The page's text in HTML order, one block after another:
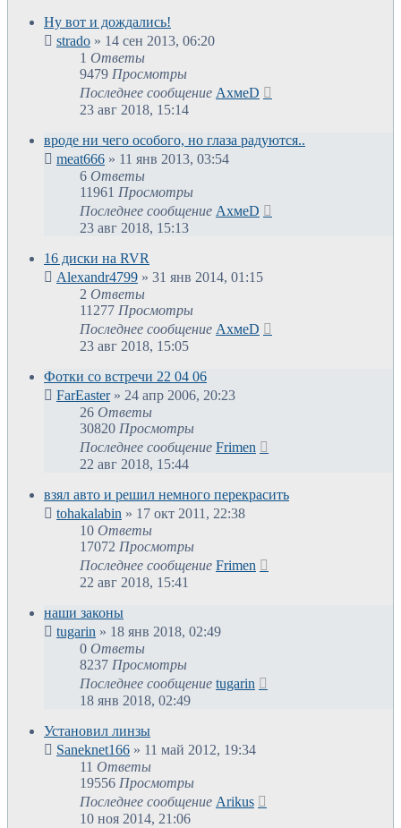
Ну вот и дождались!
strado » 14 сен 2013, 06:20
1 Ответы
9479 Просмотры
Последнее сообщение АхмеD
23 авг 2018, 15:14
вроде ни чего особого, но глаза радуются..
meat666 » 11 янв 2013, 03:54
6 Ответы
11961 Просмотры
Последнее сообщение АхмеD
23 авг 2018, 15:13
16 диски на RVR
Alexandr4799 » 31 янв 2014, 01:15
2 Ответы
11277 Просмотры
Последнее сообщение АхмеD
23 авг 2018, 15:05
Фотки со встречи 22 04 06
FarEaster» 24 апр 2006, 20:23
26 Ответы
30820 Просмотры
Последнее сообщение Frimen
22 авг 2018, 15:44
взял авто и решил немного перекрасить
tohakalabin » 17 окт 2011, 22:38
10 Ответы
17072 Просмотры
Последнее сообщение Frimen
22 авг 2018, 15:41
наши законы
tugarin » 18 янв 2018, 02:49
0 Ответы
8237 Просмотры
Последнее сообщение tugarin
18 янв 2018, 02:49
Установил линзы
Saneknet166 » 11 май 2012, 19:34
11 Ответы
19556 Просмотры
Последнее сообщение Arikus
10 ноя 2014, 21:06